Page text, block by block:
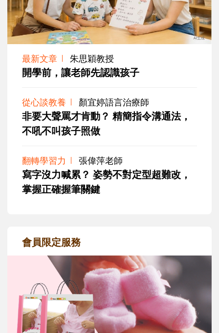
最新文章 朱思穎教授
開學前，讓老師先認識孩子
從心談教養 顏宜婷語言治療師
非要大聲罵才肯動？ 精簡指令溝通法，
不吼不叫孩子照做
翻轉學習力 張偉萍老師
寫字沒力喊累？ 姿勢不對定型超難改，
掌握正確握筆關鍵
會員限定服務